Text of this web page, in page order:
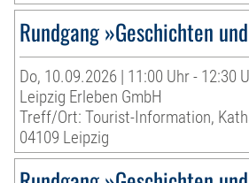
Rundgang »Geschichten
Do, 10.09.2026 | 11:00 Uhr - 12:30
Leipzig Erleben GmbH
Treff/Ort: Tourist-Information,
04109 Leipzig